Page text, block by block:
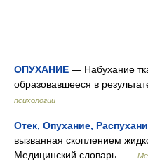
ОПУХАНИЕ — Набухание
образовавшееся в
психологии
Отек, Опухание,
вызванная скоплением
Медицинский словарь …